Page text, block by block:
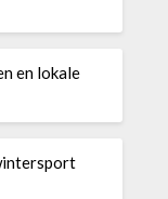
en lokale